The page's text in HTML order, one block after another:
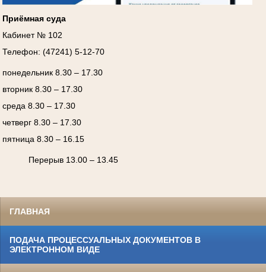
Приёмная суда
Кабинет № 102
Телефон: (47241) 5-12-70
понедельник 8.30 – 17.30
вторник 8.30 – 17.30
среда 8.30 – 17.30
четверг 8.30 – 17.30
пятница 8.30 – 16.15
Перерыв 13.00 – 13.45
ГЛАВНАЯ
ПОДАЧА ПРОЦЕССУАЛЬНЫХ ДОКУМЕНТОВ В
ЭЛЕКТРОННОМ ВИДЕ